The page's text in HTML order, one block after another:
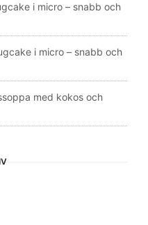
i micro – snabb och
i micro – snabb och
med kokos och